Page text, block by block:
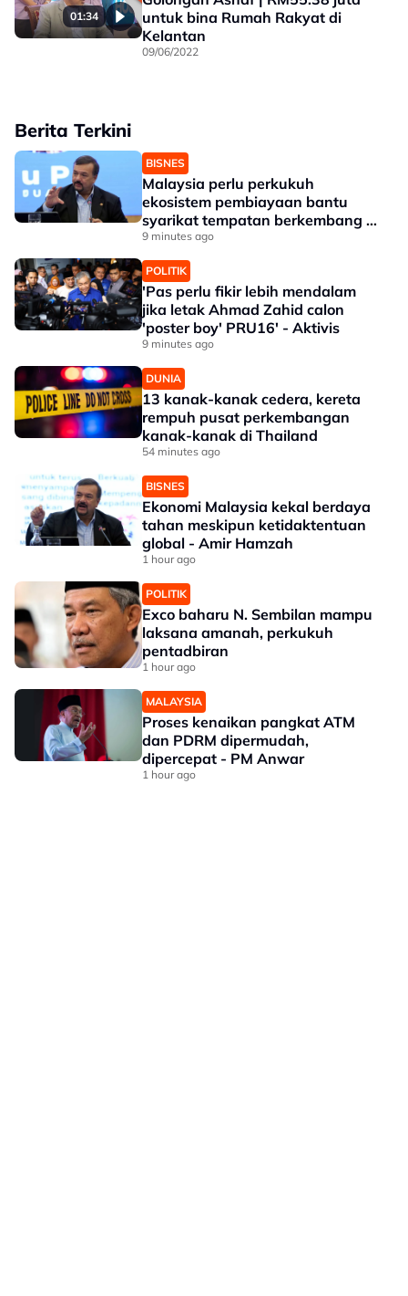
01:34
untuk bina Rumah Rakyat di
Kelantan
09/06/2022
Berita Terkini
BISNES
Malaysia perlu perkukuh
ekosistem pembiayaan bantu
syarikat tempatan berkembang --
Amir Hamzah
9 minutes ago
POLITIK
'Pas perlu fikir lebih mendalam
jika letak Ahmad Zahid calon
'poster boy' PRU16' - Aktivis
9 minutes ago
DUNIA
13 kanak-kanak cedera, kereta
rempuh pusat perkembangan
kanak-kanak di Thailand
54 minutes ago
BISNES
Ekonomi Malaysia kekal berdaya
tahan meskipun ketidaktentuan
global - Amir Hamzah
1 hour ago
POLITIK
Exco baharu N. Sembilan mampu
laksana amanah, perkukuh
pentadbiran
1 hour ago
MALAYSIA
Proses kenaikan pangkat ATM
dan PDRM dipermudah,
dipercepat - PM Anwar
1 hour ago